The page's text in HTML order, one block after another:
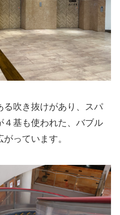
る吹き抜けがあり、スパ
４基も使われた、バブル
っています。